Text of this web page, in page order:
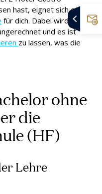
hast, eignet sich etwa
für dich. Dabei wird die
und es ist
zu lassen, was die
ohne
die
(HF)
Lehre